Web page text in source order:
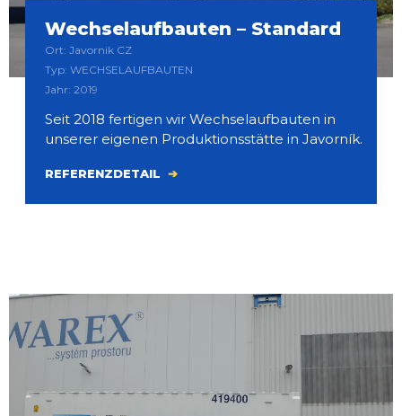
Wechselaufbauten – Standard
Ort: Javornik CZ
Typ: WECHSELAUFBAUTEN
Jahr: 2019
Seit 2018 fertigen wir Wechselaufbauten in
unserer eigenen Produktionsstätte in Javorník.
REFERENZDETAIL